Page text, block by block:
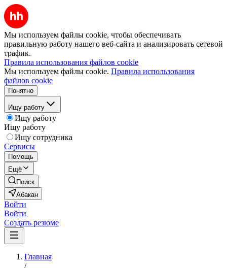
Мы используем файлы cookie, чтобы обеспечивать
правильную работу нашего веб-сайта и анализировать сетевой
трафик.
Правила использования файлов cookie
Мы используем файлы cookie. Правила использования
файлов cookie
Понятно
Ищу работу
Ищу работу
Ищу работу
Ищу сотрудника
Сервисы
Помощь
Ещё
Поиск
Абакан
Войти
Войти
Создать резюме
Главная
/